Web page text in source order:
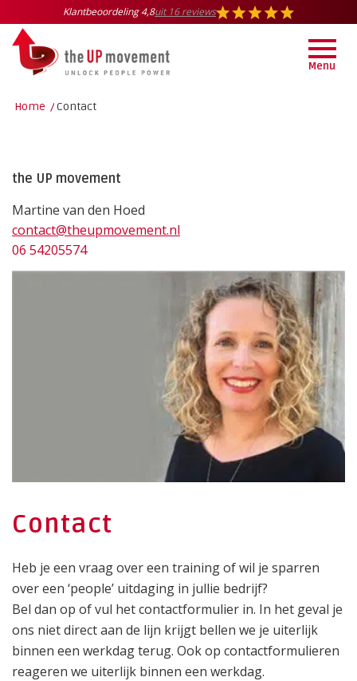
Klantbeoordeling 4,8uit 16 reviews
Menu
Home /Contact
the UP movement
Martine van den Hoed
contact@theupmovement.nl
06 54205574
Contact
Heb je een vraag over een training of wil je sparren
over een ‘people’ uitdaging in jullie bedrijf?
Bel dan op of vul het contactformulier in. In het geval je
ons niet direct aan de lijn krijgt bellen we je uiterlijk
binnen een werkdag terug. Ook op contactformulieren
reageren we uiterlijk binnen een werkdag.